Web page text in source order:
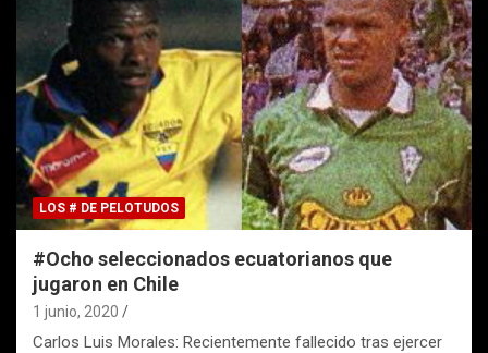
LOS # DE PELOTUDOS
#Ocho seleccionados ecuatorianos que
jugaron en Chile
1 junio, 2020
Carlos Luis Morales: Recientemente fallecido tras ejercer